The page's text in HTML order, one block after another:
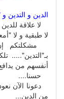
الدين و التدين و
لا علاقة للدين
لا طبقية و لا
مشكلتكم إن
بـ"التدين".....
أنفسهم من يدافع
حسنا....
دعونا الآن نعود
من الدين...